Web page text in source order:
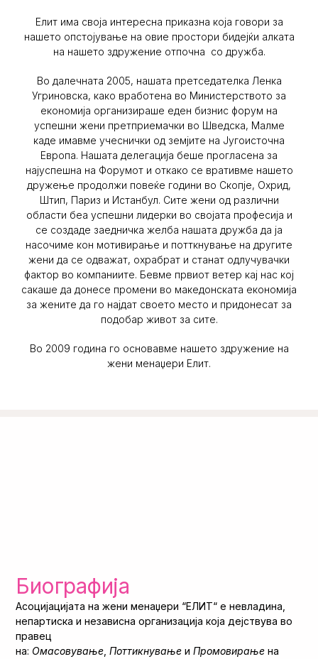
Елит има своја интересна приказна која говори за
нашето опстојување на овие простори бидејќи алката
на нашето здружение отпочна со дружба.
Во далечната 2005, нашата претседателка Ленка
Угриновска, како вработена во Министерството за
економија организираше еден бизнис форум на
успешни жени претприемачки во Шведска, Малме
каде имавме учеснички од земјите на Југоисточна
Европа. Нашата делегација беше прогласена за
најуспешна на Форумот и откако се вративме нашето
дружење продолжи повеќе години во Скопје, Охрид,
Штип, Париз и Истанбул. Сите жени од различни
области беа успешни лидерки во својата професија и
се создаде заедничка желба нашата дружба да ја
насочиме кон мотивирање и потткнување на другите
жени да се одважат, охрабрат и станат одлучувачки
фактор во компаниите. Бевме првиот ветер кај нас кој
сакаше да донесе промени во македонската економија
за жените да го најдат своето место и придонесат за
подобар живот за сите.
Во 2009 година го основавме нашето здружение на
жени менаџери Елит.
Биографија
Асоцијацијата на жени менаџери “ЕЛИТ“ е невладина,
непартиска и независна организација која дејствува во
правец
на: Омасовување ,Поттикнување иПромовирањена